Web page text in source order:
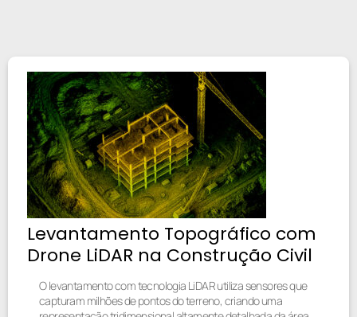
Levantamento Topográfico com
Drone LiDAR na Construção Civil
O levantamento com tecnologia LiDAR utiliza sensores que
capturam milhões de pontos do terreno, criando uma